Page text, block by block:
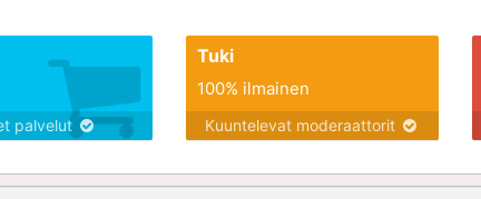
palvelut
Tuki
100% ilmainen
Kuuntelevat moderaattorit